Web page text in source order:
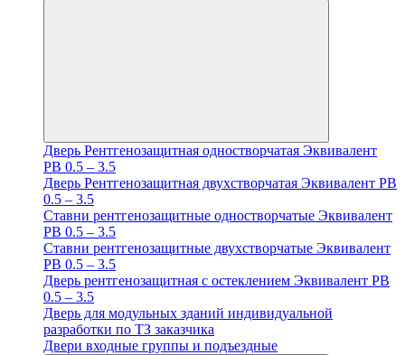
Дверь Рентгенозащитная одностворчатая Эквивалент
PB 0.5 – 3.5
Дверь Рентгенозащитная двухстворчатая Эквивалент PB
0.5 – 3.5
Ставни рентгенозащитные одностворчатые Эквивалент
PB 0.5 – 3.5
Ставни рентгенозащитные двухстворчатые Эквивалент
PB 0.5 – 3.5
Дверь рентгенозащитная с остеклением Эквивалент PB
0.5 – 3.5
Дверь для модульных зданий индивидуальной
разработки по ТЗ заказчика
Двери входные группы и подъездные